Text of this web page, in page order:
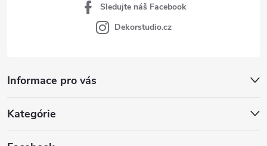
Informace pro vás
Kategórie
Sledujte náš Facebook
Dekorstudio.cz